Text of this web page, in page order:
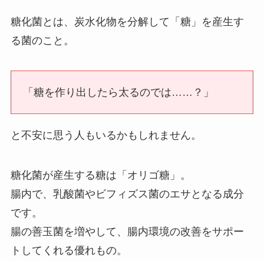
糖化菌とは、炭水化物を分解して「糖」を産生す
る菌のこと。
「糖を作り出したら太るのでは……？」
と不安に思う人もいるかもしれません。
糖化菌が産生する糖は「オリゴ糖」。
腸内で、乳酸菌やビフィズス菌のエサとなる成分
です。
腸の善玉菌を増やして、腸内環境の改善をサポー
トしてくれる優れもの。